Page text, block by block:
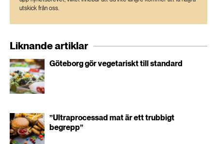
utskick från oss.
Liknande artiklar
Göteborg gör vegetariskt till standard
”Ultraprocessad mat är ett trubbigt
begrepp”